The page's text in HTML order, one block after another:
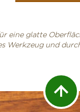
eine glatte
Werkzeug und